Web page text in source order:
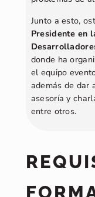
Junto a esto,
Presidente en
donde ha
el equipo
además de dar
asesoría y
entre otros.